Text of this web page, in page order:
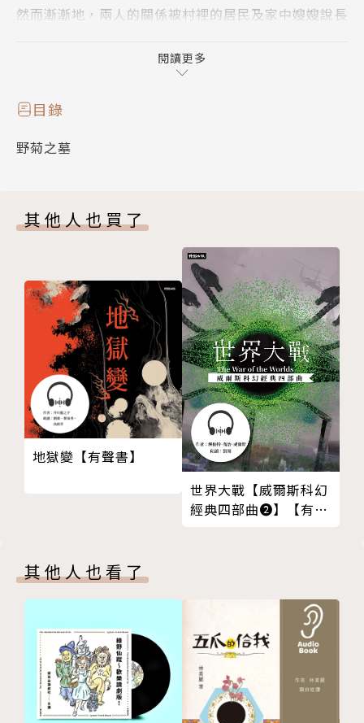
然而漸漸地，兩人的關係被村裡的居民及家中嫂嫂說長
被母親這麼一說後，兩人的關係自此產生了微妙的變
暇無垢的純真互動。他們對彼此有了另一層的感覺，一
這一切母親看在眼裡，她決定提早叫政夫上東京去讀
耐心等候他的歸來。只是，天不從人願，之後民子被迫
出嫁，懷孕流產，命喪黃泉。
死去的民子手中還握著當初政夫寫給她的信與照片……
作者簡介：
伊藤左千夫（1864-1913）
本名幸次郎，生於現今的千葉縣山武市。師承正岡子
規所提倡的寫生文影響，在俳句雜誌《杜鵑》發表了首
篇小說〈野菊之墓〉，受到矚目，文學大師夏目潄石也
稱許此作「自然、淡泊、淒美、富野……這樣的小說讀
百遍也不厭倦」，亦被後世評論家視為純愛小說的鼻祖
之一。
一九一三年因腦溢血過世，時年四十九歲。
閱讀更多
目錄
野菊之墓
其他人也買了
地獄變【有聲書】
世界大戰【威爾斯科幻
經典四部曲❷】【有聲
其他人也看了